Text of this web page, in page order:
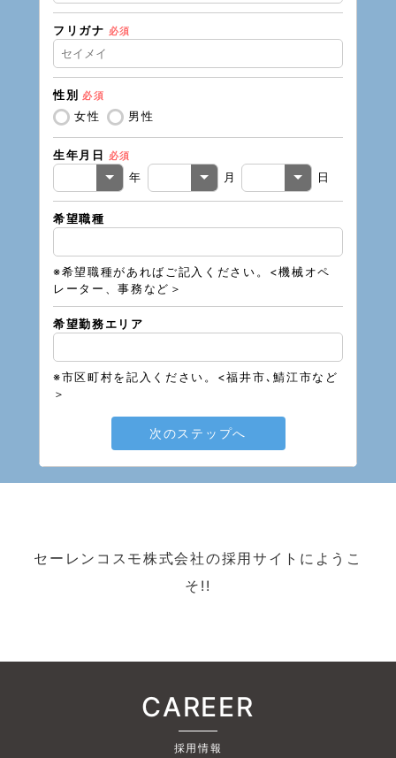
フリガナ 必須
性別 必須
女性 男性
生年月日 必須
年 月 日
希望職種
※希望職種があればご記入ください。<機械オペ
レーター、事務など＞
希望勤務エリア
※市区町村を記入ください。<福井市､鯖江市など
＞
次のステップへ
セーレンコスモ株式会社の採用サイトにようこ
そ!!
CAREER
採用情報